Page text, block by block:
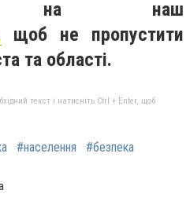
на наш
щоб не пропустити
та області.
текст і натисніть Ctrl + Enter, щоб
#населення #безпека